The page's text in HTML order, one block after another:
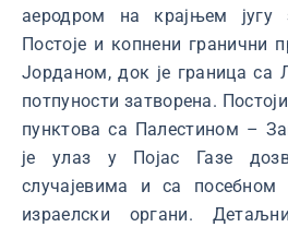
аеродром на крајњем
Постоје и копнени гранични
Јорданом, док је граница са
потпуности затворена.
пунктова са Палестином –
је улаз у Појас Газе
случајевима и са посебном
израелски органи.